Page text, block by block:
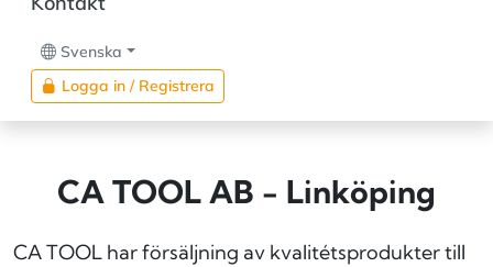
Svenska
Logga in / Registrera
CA TOOL AB - Linköping
CA TOOL har försäljning av kvalitétsprodukter till